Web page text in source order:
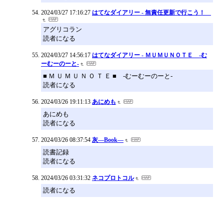
2024/03/27 17:16:27 はてなダイアリー - 無責任更新で行こう！
アグリコラン
読者になる
2024/03/27 14:56:17 はてなダイアリー - ＭＵＭＵＮＯＴＥ -む
ーむーのーと-
■ Ｍ Ｕ Ｍ Ｕ Ｎ Ｏ Ｔ Ｅ ■ -むーむーのーと-
読者になる
2024/03/26 19:11:13 あにめも
あにめも
読者になる
2024/03/26 08:37:54 灰―Book―
読書記録
読者になる
2024/03/26 03:31:32 ネコプロトコル
読者になる